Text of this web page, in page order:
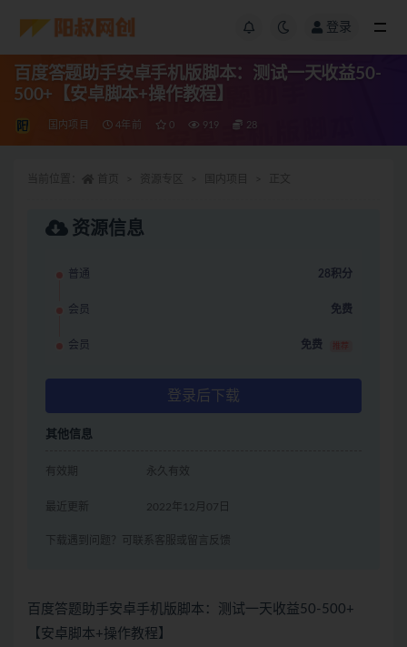
登录
百度答题助手安卓手机版脚本：测试一天收益50-
500+【安卓脚本+操作教程】
国内项目 4年前 0 919 28
资源信息
普通 28积分
会员 免费
会员 免费 推荐
登录后下载
其他信息
有效期 永久有效
最近更新 2022年12月07日
下载遇到问题？可联系客服或留言反馈
百度答题助手安卓手机版脚本：测试一天收益50-500+
【安卓脚本+操作教程】